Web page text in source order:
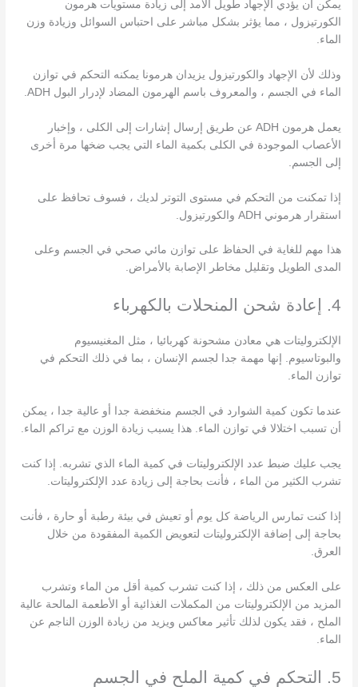
يمكن أن يؤدي الإجهاد طويل الأمد إلى زيادة مستويات هرمون
الكورتيزول ، مما يؤثر بشكل مباشر على احتباس السوائل وزيادة وزن
الماء.
وذلك لأن الإجهاد والكورتيزول يزيدان هرمونا يمكنه التحكم في توازن
الماء في الجسم ، والمعروف باسم الهرمون المضاد لإدرار البول ADH.
يعمل هرمون ADH عن طريق إرسال إشارات إلى الكلى ، وإخبار
الأعصاب الموجودة في الكلى بكمية الماء التي يجب ضخها مرة أخرى
إلى الجسم.
إذا تمكنت من التحكم في مستوى التوتر لديك ، فسوف تحافظ على
استقرار هرموني ADH والكورتيزول.
هذا مهم للغاية في الحفاظ على توازن مائي صحي في الجسم وعلى
المدى الطويل وتقليل مخاطر الإصابة بالأمراض.
4. إعادة شحن المنحلات بالكهرباء
الإلكتروليتات هي معادن مشحونة كهربائيا ، مثل المغنيسيوم
والبوتاسيوم. إنها مهمة جدا لجسم الإنسان ، بما في ذلك التحكم في
توازن الماء.
عندما تكون كمية الشوارد في الجسم منخفضة جدا أو عالية جدا ، يمكن
أن تسبب اختلالا في توازن الماء. هذا يسبب زيادة الوزن مع تراكم الماء.
يجب عليك ضبط عدد الإلكتروليتات في كمية الماء الذي تشربه. إذا كنت
تشرب الكثير من الماء ، فأنت بحاجة إلى زيادة عدد الإلكتروليتات.
إذا كنت تمارس الرياضة كل يوم أو تعيش في بيئة رطبة أو حارة ، فأنت
بحاجة إلى إضافة الإلكتروليتات لتعويض الكمية المفقودة من خلال
العرق.
على العكس من ذلك ، إذا كنت تشرب كمية أقل من الماء وتشرب
المزيد من الإلكتروليتات من المكملات الغذائية أو الأطعمة المالحة عالية
الملح ، فقد يكون لذلك تأثير معاكس ويزيد من زيادة الوزن الناجم عن
الماء.
5. التحكم في كمية الملح في الجسم